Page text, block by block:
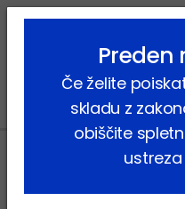
Lokalni naslovi
Preden
Če želite
skladu z
obiščite
ustreza